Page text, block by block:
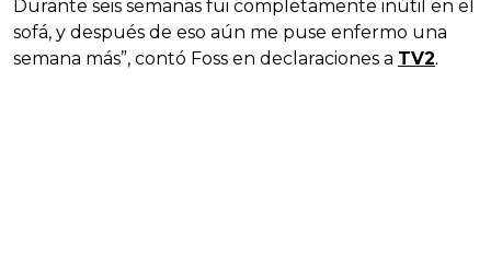
Durante seis semanas fui completamente inútil en el
sofá, y después de eso aún me puse enfermo una
semana más”, contó Foss en declaraciones a TV2.